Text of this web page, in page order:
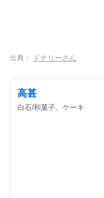
出典： ドナリーさん
高甚
白石/和菓子、ケーキ